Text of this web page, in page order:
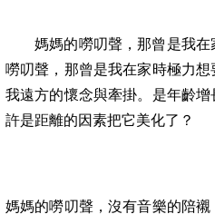
媽媽的嘮叨聲，那曾是我
嘮叨聲，那曾是我在家時極力
我遠方的懷念與牽掛。是年齡
許是距離的因素把它美化了？
媽媽的嘮叨聲，沒有音樂的陪